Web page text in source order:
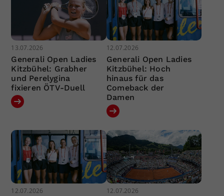
13.07.2026
Generali Open Ladies
Kitzbühel: Grabher
und Perelygina
fixieren ÖTV-Duell
12.07.2026
Generali Open Ladies
Kitzbühel: Hoch
hinaus für das
Comeback der
Damen
12.07.2026 12.07.2026